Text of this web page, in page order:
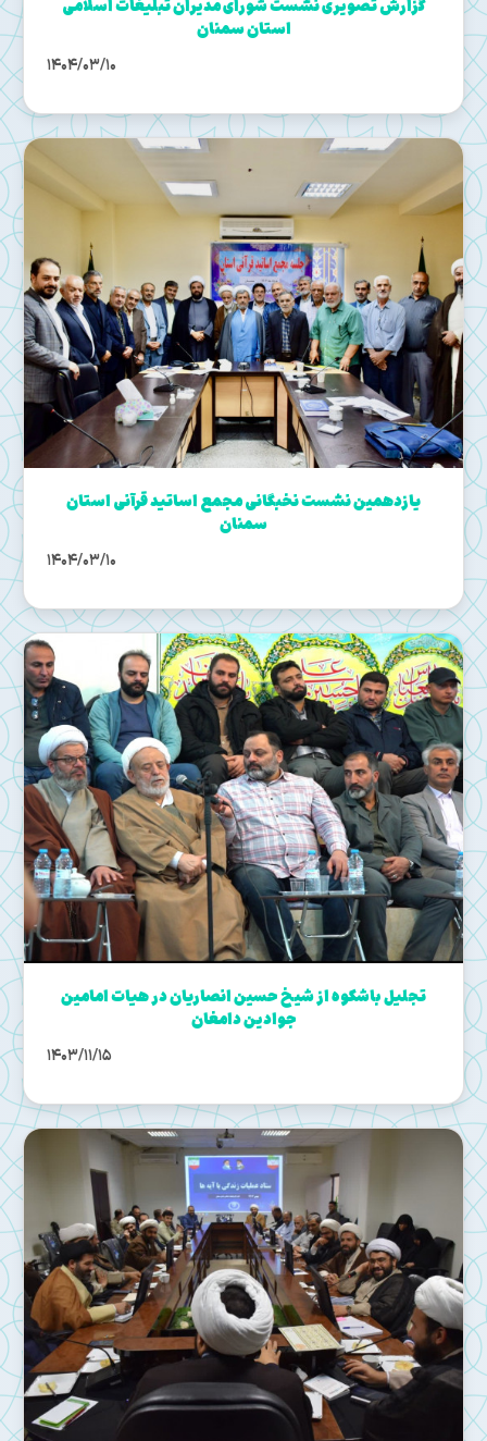
گزارش تصویری نشست شورای مدیران تبلیغات اسلامی
استان سمنان
1404/03/10
یازدهمین نشست نخبگانی مجمع اساتید قرآنی استان
سمنان
1404/03/10
تجلیل باشکوه از شیخ حسین انصاریان در هیات امامین
جوادین دامغان
1403/11/15